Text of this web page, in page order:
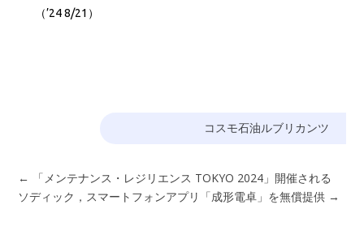
（’24 8/21）
コスモ石油ルブリカンツ
←
「メンテナンス・レジリエンス TOKYO 2024」開催される
ソディック，スマートフォンアプリ「成形電卓」を無償提供 →